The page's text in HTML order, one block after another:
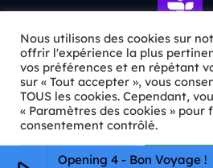
Opening 4 - Bon Voyage !
ℹ️ INFOS PRATIQUES
✉️Contact
🦊Qui sommes-nous ?
Nous utilisons des cookies sur
offrir l'expérience la plus
vos préférences et en répétant
sur « Tout accepter », vous
TOUS les cookies. Cependant,
« Paramètres des cookies » pour
consentement contrôlé.
Paramètres Cookie Tout